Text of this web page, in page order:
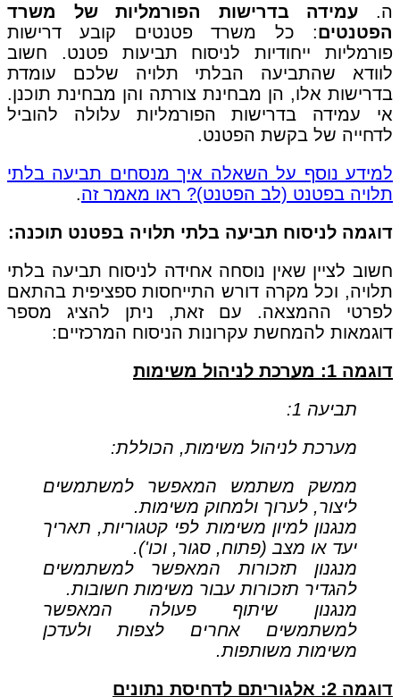
ה. עמידה בדרישות הפורמליות של משרד
הפטנטים: כל משרד פטנטים קובע דרישות
פורמליות ייחודיות לניסוח תביעות פטנט. חשוב
לוודא שהתביעה הבלתי תלויה שלכם עומדת
בדרישות אלו, הן מבחינת צורתה והן מבחינת תוכנן.
אי עמידה בדרישות הפורמליות עלולה להוביל
לדחייה של בקשת הפטנט.
למידע נוסף על השאלה איך מנסחים תביעה בלתי
תלויה בפטנט (לב הפטנט)? ראו מאמר זה.
דוגמה לניסוח תביעה בלתי תלויה בפטנט תוכנה:
חשוב לציין שאין נוסחה אחידה לניסוח תביעה בלתי
תלויה, וכל מקרה דורש התייחסות ספציפית בהתאם
לפרטי ההמצאה. עם זאת, ניתן להציג מספר
דוגמאות להמחשת עקרונות הניסוח המרכזיים:
דוגמה 1: מערכת לניהול משימות
תביעה 1:
מערכת לניהול משימות, הכוללת:
ממשק משתמש המאפשר למשתמשים
ליצור, לערוך ולמחוק משימות.
מנגנון למיון משימות לפי קטגוריות, תאריך
יעד או מצב (פתוח, סגור, וכו').
מנגנון תזכורות המאפשר למשתמשים
להגדיר תזכורות עבור משימות חשובות.
מנגנון שיתוף פעולה המאפשר
למשתמשים אחרים לצפות ולעדכן
משימות משותפות.
דוגמה 2: אלגוריתם לדחיסת נתונים